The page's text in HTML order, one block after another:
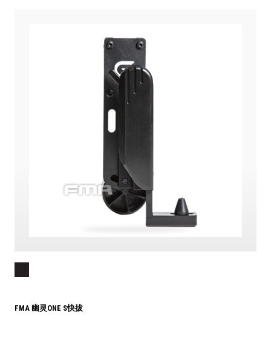
FMA 幽灵ONE S快拔